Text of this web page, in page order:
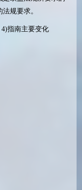
规要求。
指南主要变化